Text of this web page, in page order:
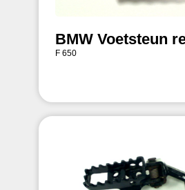
BMW Voetsteun
F 650